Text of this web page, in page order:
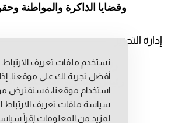
وقضايا الذاكرة والمواطنة
إدارة التحرير
رئيس التحرير: عبد الرحيم
رئيس التحرير المساعد:
مديرة التحرير: فاطمة
نستخدم ملفات تعريف
أفضل تجربة لك على موقعنا.
استخدام موقعنا، فسنفترض
سياسة ملفات تعريف الارتباط
لمزيد من المعلومات إقرأ